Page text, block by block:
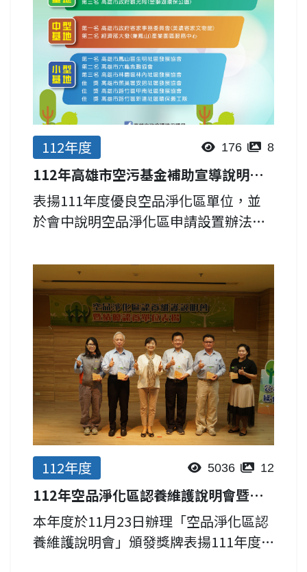
112年度 176 8
112年高雄市空污基金補助宣導說明會暨績優單位表揚
表揚111年度優良空品淨化區單位，並
於會中說明空品淨化區申請設置辦法、
空氣綠牆申請設置辦法等內容，邀請本
市各級學校單位及區公所參與，宣導空
品淨化區設置，並展現年度執行...
112年度 5036 12
112年空品淨化區認養維護說明會暨優良認養單位表揚
本年度於11月23日辦理「空品淨化區認
養維護說明會」頒發獎牌表揚111年度